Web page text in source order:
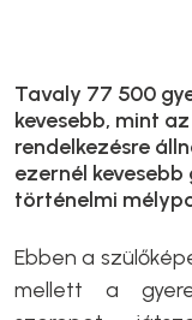
Tavaly 77 500
kevesebb, mint
rendelkezésre
ezernél
történelmi
Ebben a
mellett a